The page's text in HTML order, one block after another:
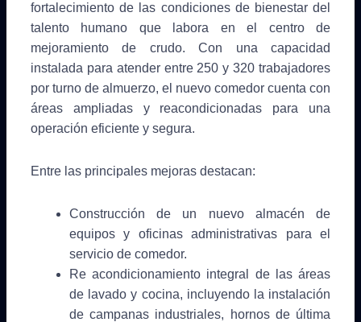
fortalecimiento de las condiciones de bienestar del
talento humano que labora en el centro de
mejoramiento de crudo. Con una capacidad
instalada para atender entre 250 y 320 trabajadores
por turno de almuerzo, el nuevo comedor cuenta con
áreas ampliadas y reacondicionadas para una
operación eficiente y segura.
Entre las principales mejoras destacan:
Construcción de un nuevo almacén de
equipos y oficinas administrativas para el
servicio de comedor.
Re acondicionamiento integral de las áreas
de lavado y cocina, incluyendo la instalación
de campanas industriales, hornos de última